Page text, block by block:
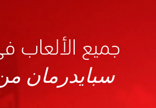
جميع الألعاب
سبايدرمان